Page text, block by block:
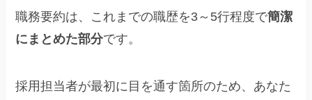
職務要約は、これまでの職歴を3～5行程度で簡潔
にまとめた部分です。
採用担当者が最初に目を通す箇所のため、あなた